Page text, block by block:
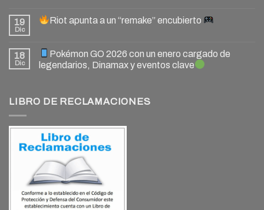
19
Dic
Riot apunta a un “remake” encubierto
18
Dic
Pokémon GO 2026 con un enero cargado de
legendarios, Dinamax y eventos clave
LIBRO DE RECLAMACIONES